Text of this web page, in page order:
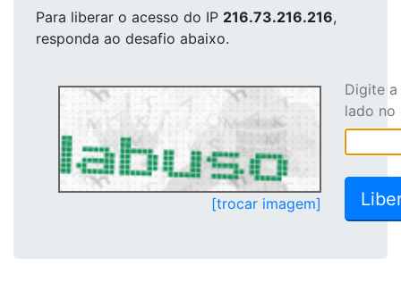
Para liberar o acesso do IP 216.73.216.216,
responda ao desafio abaixo.
[trocar imagem]
Digite
lado no